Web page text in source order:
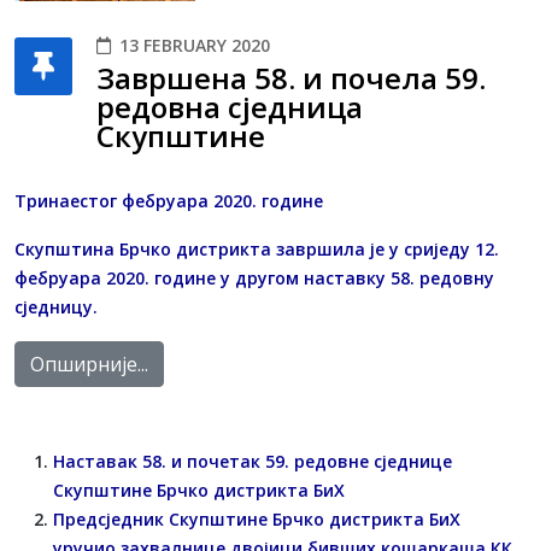
13 FEBRUARY 2020
Завршена 58. и почела 59.
редовна сједница
Скупштине
Тринаестог фебруара 2020. године
Скупштина Брчко дистрикта завршила је у сриједу 12.
фебруара 2020. године у другом наставку 58. редовну
сједницу.
Опширније...
Наставак 58. и почетак 59. редовне сједнице
Скупштине Брчко дистрикта БиХ
Предсједник Скупштине Брчко дистрикта БиХ